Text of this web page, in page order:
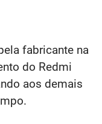
fabricante na
do Redmi
aos demais